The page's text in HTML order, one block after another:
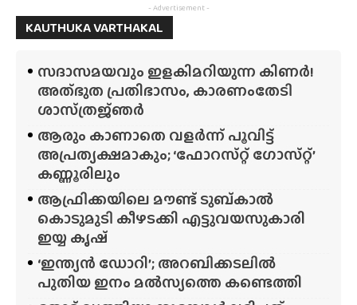
- Advertisement -
KAUTHUKA VARTHAKAL
സദാസമയവും ഇളകിമറിയുന്ന കിണർ!
അത്‌ഭുത പ്രതിഭാസം, കാരണംതേടി
ശാസ്‌ത്രജ്‌ഞർ
ആരും കാണാതെ വളർന്ന് പൂവിട്ട്
അപ്രത്യക്ഷമാകും; ‘ഫോറസ്‌റ്റ്‌ ഗോസ്‌റ്റ്’
കണ്ണൂരിലും
ആഫ്രിക്കയിലെ മൗണ്ട് ടുബ്‌കാൽ
കൊടുമുടി കീഴടക്കി എട്ടുവയസുകാരി
ഇയ്യ കൃഷ്
‘ഇന്ത്യൻ ഡോറി’; അറബിക്കടലിൽ
പുതിയ ഇനം മൽസ്യത്തെ കണ്ടെത്തി